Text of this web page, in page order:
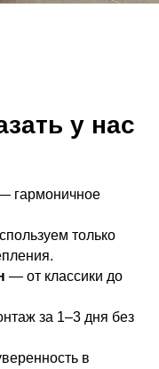
у нас
гармоничное
только
— от классики до
за 1–3 дня без
в